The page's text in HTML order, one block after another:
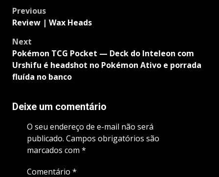
Post
navigation
Previous
Review | Wax Heads
Next
Pokémon TCG Pocket — Deck do Inteleon com
Urshifu é headshot no Pokémon Ativo e porrada
fluída no banco
Deixe um comentário
O seu endereço de e-mail não será
publicado. Campos obrigatórios são
marcados com *
Comentário *